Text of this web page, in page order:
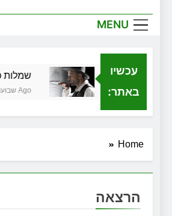
שירותי הקריינות
זכויות שמתחילות
המוסד
MENU
עכשיו
באתר:
שמלות
3 שבועות Ago
בגירושין
Home
הרצאה